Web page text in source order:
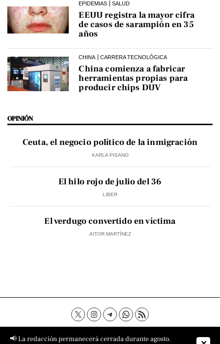
EPIDEMIAS SALUD
EEUU registra la mayor cifra
de casos de sarampión en 35
años
CHINA CARRERA TECNOLÓGICA
China comienza a fabricar
herramientas propias para
producir chips DUV
OPINIÓN
Ceuta, el negocio político de la inmigración
KARLA PISANO
El hilo rojo de julio del 36
LIBER
El verdugo convertido en víctima
AITOR MARTÍNEZ
Contacto Aviso Legal
Política de privacidad
📢 La redacción permanecerá cerrada durante agosto.